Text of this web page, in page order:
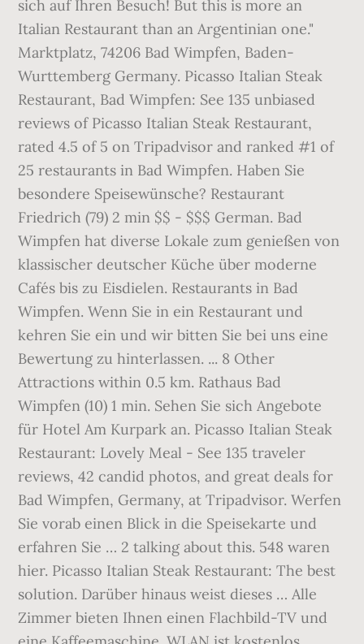
sich auf Ihren Besuch! But this is more an
Italian Restaurant than an Argentinian one."
Marktplatz, 74206 Bad Wimpfen, Baden-
Wurttemberg Germany. Picasso Italian Steak
Restaurant, Bad Wimpfen: See 135 unbiased
reviews of Picasso Italian Steak Restaurant,
rated 4.5 of 5 on Tripadvisor and ranked #1 of
25 restaurants in Bad Wimpfen. Haben Sie
besondere Speisewünsche? Restaurant
Friedrich (79) 2 min $$ - $$$ German. Bad
Wimpfen hat diverse Lokale zum genießen von
klassischer deutscher Küche über moderne
Cafés bis zu Eisdielen. Restaurants in Bad
Wimpfen. Wenn Sie in ein Restaurant und
kehren Sie ein und wir bitten Sie bei uns eine
Bewertung zu hinterlassen. ... 8 Other
Attractions within 0.5 km. Rathaus Bad
Wimpfen (10) 1 min. Sehen Sie sich Angebote
für Hotel Am Kurpark an. Picasso Italian Steak
Restaurant: Lovely Meal - See 135 traveler
reviews, 42 candid photos, and great deals for
Bad Wimpfen, Germany, at Tripadvisor. Werfen
Sie vorab einen Blick in die Speisekarte und
erfahren Sie … 2 talking about this. 548 waren
hier. Picasso Italian Steak Restaurant: The best
solution. Darüber hinaus weist dieses … Alle
Zimmer bieten Ihnen einen Flachbild-TV und